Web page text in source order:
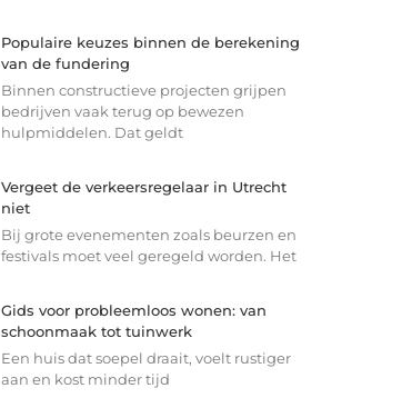
Populaire keuzes binnen de berekening
van de fundering
Binnen constructieve projecten grijpen
bedrijven vaak terug op bewezen
hulpmiddelen. Dat geldt
Vergeet de verkeersregelaar in Utrecht
niet
Bij grote evenementen zoals beurzen en
festivals moet veel geregeld worden. Het
Gids voor probleemloos wonen: van
schoonmaak tot tuinwerk
Een huis dat soepel draait, voelt rustiger
aan en kost minder tijd